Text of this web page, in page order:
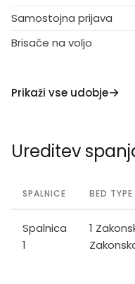
Samostojna prijava
Brisače na voljo
Prikaži vse udobje
Ureditev
SPALNICE BED TYPE
Spalnica
1
1